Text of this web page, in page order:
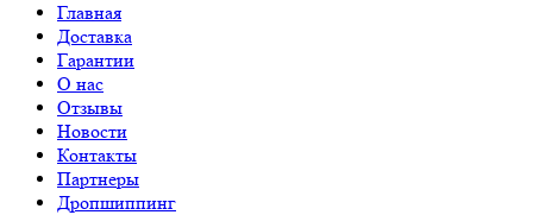
Главная
Доставка
Гарантии
О нас
Отзывы
Новости
Контакты
Партнеры
Дропшиппинг